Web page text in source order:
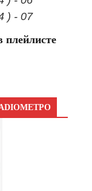
) - 07
плейлисте